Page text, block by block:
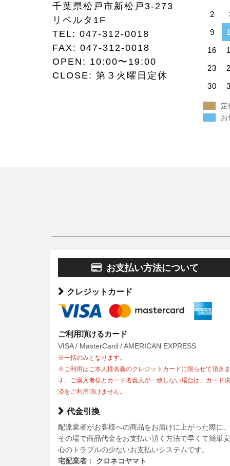
千葉県松戸市新松戸3-273
リベルタ1F
TEL: 047-312-0018
FAX: 047-312-0018
OPEN: 10:00〜19:00
CLOSE: 第３火曜日定休
2
9
16
23
30
定
お
お支払い方法について
クレジットカード
ご利用頂けるカード
VISA / MasterCard / AMERICAN EXPRESS
※一括のみとなります。
※ご利用はご本人様名義のクレジットカードに限らせて頂きま
す。ご購入者様とカード名義人が一致しない場合は、カード決
済をご利用頂けません。
代金引換
配達業者がお客様への商品をお届けに上がった際に、
その場で商品代金をお支払い頂く方法で早くて簡単安
心のトラブルの少ないお支払いシステムです。
宅配業者： クロネコヤマト